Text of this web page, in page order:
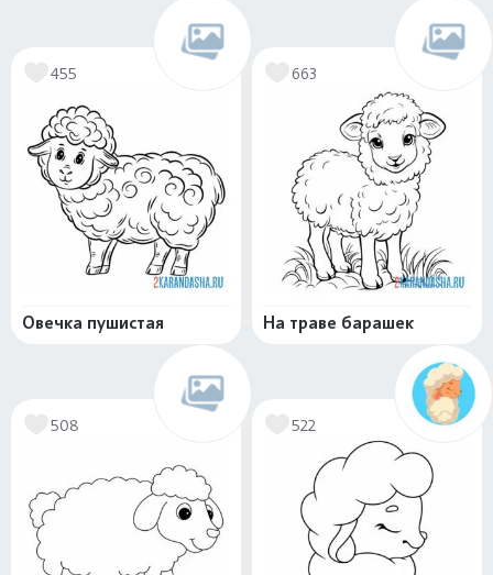
455
Овечка пушистая
663
На траве барашек
508 522